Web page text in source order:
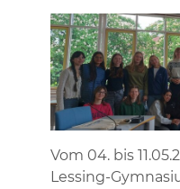
Vom 04. bis
Lessing-